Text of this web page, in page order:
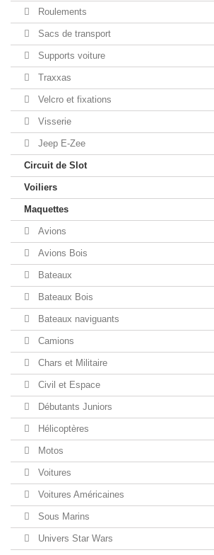
Roulements
Sacs de transport
Supports voiture
Traxxas
Velcro et fixations
Visserie
Jeep E-Zee
Circuit de Slot
Voiliers
Maquettes
Avions
Avions Bois
Bateaux
Bateaux Bois
Bateaux naviguants
Camions
Chars et Militaire
Civil et Espace
Débutants Juniors
Hélicoptères
Motos
Voitures
Voitures Américaines
Sous Marins
Univers Star Wars